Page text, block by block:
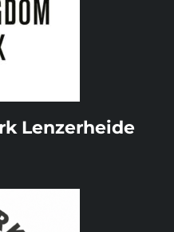
Lenzerheide